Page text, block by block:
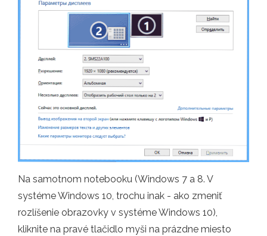
Na samotnom notebooku (Windows 7 a 8. V
systéme Windows 10, trochu inak - ako zmeniť
rozlíšenie obrazovky v systéme Windows 10),
kliknite na pravé tlačidlo myši na prázdne miesto